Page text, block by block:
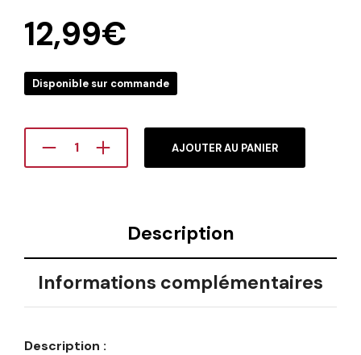
12,99€
Disponible sur commande
AJOUTER AU PANIER
Description
Informations complémentaires
Description :